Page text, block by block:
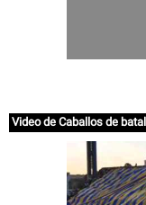
Video de Caballos de